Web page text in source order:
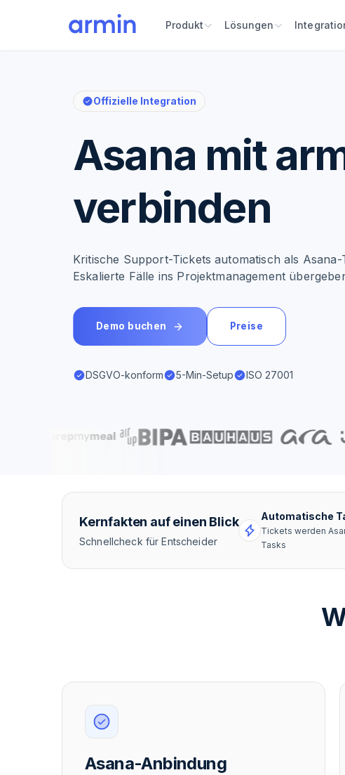
Produkt Lösungen
Offizielle Integration
Asana mit
verbinden
Kritische Support-Tickets automatisch als Asana-
Eskalierte Fälle ins Projektmanagement
Demo buchen Preise
DSGVO-konform 5-Min-Setup ISO 27001
Kernfakten auf einen Blick
Schnellcheck für Entscheider
Automatische
Tickets werden
Tasks
Asana-Anbindung